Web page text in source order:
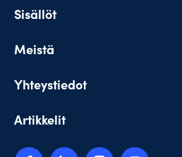
Sisällöt
Meistä
Yhteystiedot
Artikkelit